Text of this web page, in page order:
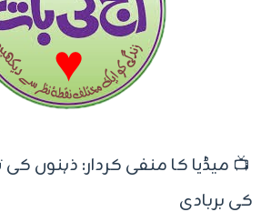
📺 میڈیا کا منفی کردار: ذہنوں کی
کی بربادی